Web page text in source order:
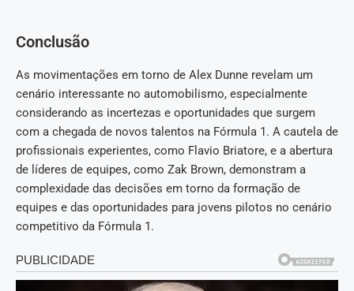
Conclusão
As movimentações em torno de Alex Dunne revelam um
cenário interessante no automobilismo, especialmente
considerando as incertezas e oportunidades que surgem
com a chegada de novos talentos na Fórmula 1. A cautela de
profissionais experientes, como Flavio Briatore, e a abertura
de líderes de equipes, como Zak Brown, demonstram a
complexidade das decisões em torno da formação de
equipes e das oportunidades para jovens pilotos no cenário
competitivo da Fórmula 1.